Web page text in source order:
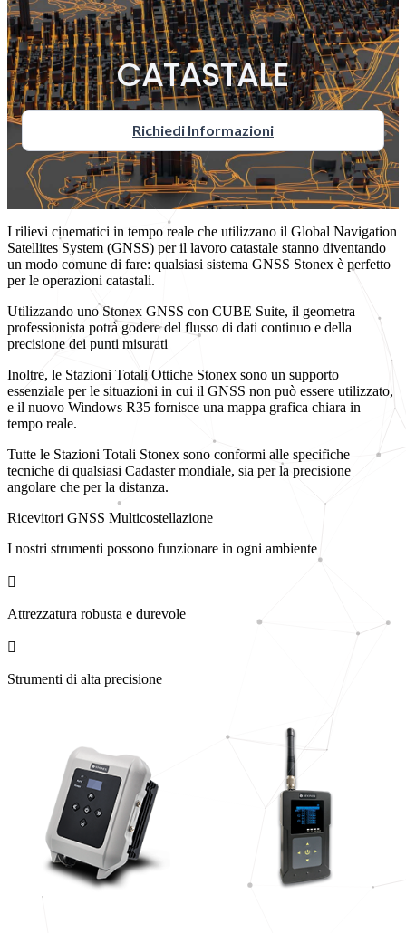
CATASTALE
Richiedi Informazioni
I rilievi cinematici in tempo reale che utilizzano il Global Navigation
Satellites System (GNSS) per il lavoro catastale stanno diventando
un modo comune di fare: qualsiasi sistema GNSS Stonex è perfetto
per le operazioni catastali.
Utilizzando uno Stonex GNSS con CUBE Suite, il geometra
professionista potrà godere del flusso di dati continuo e della
precisione dei punti misurati
Inoltre, le Stazioni Totali Ottiche Stonex sono un supporto
essenziale per le situazioni in cui il GNSS non può essere utilizzato,
e il nuovo Windows R35 fornisce una mappa grafica chiara in
tempo reale.
Tutte le Stazioni Totali Stonex sono conformi alle specifiche
tecniche di qualsiasi Cadaster mondiale, sia per la precisione
angolare che per la distanza.
Ricevitori GNSS Multicostellazione
I nostri strumenti possono funzionare in ogni ambiente
Attrezzatura robusta e durevole
Strumenti di alta precisione